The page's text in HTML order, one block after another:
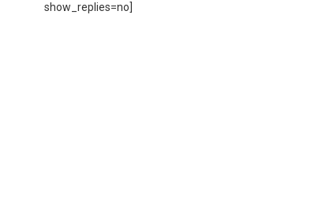
show_replies=no]